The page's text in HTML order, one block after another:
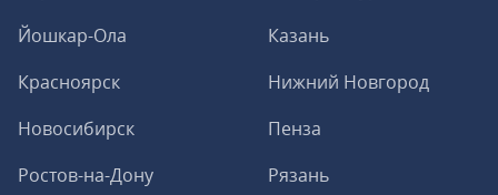
Йошкар-Ола
Казань
Красноярск
Нижний Новгород
Новосибирск
Пенза
Ростов-на-Дону
Рязань